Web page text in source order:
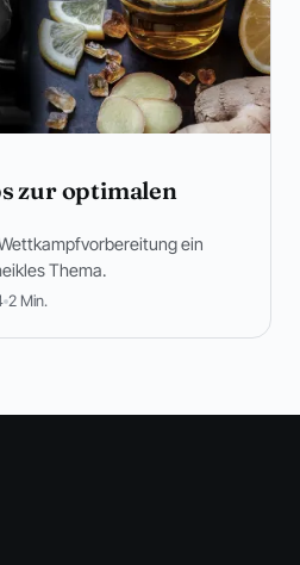
zur optimalen
ein
Thema.
2 Min.